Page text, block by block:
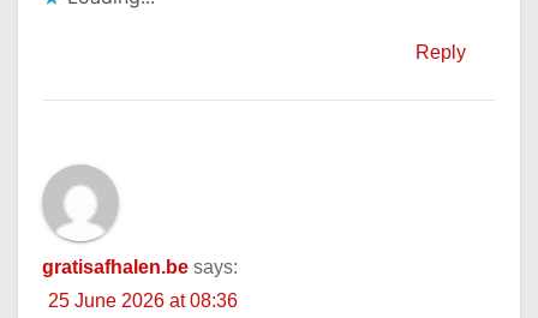
Reply
gratisafhalen.be says:
25 June 2026 at 08:36